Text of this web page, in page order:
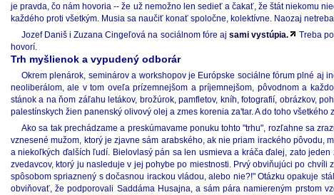
je pravda, čo nám hovoria -- že už nemožno len sedieť a čakať, že štát niekomu
každého proti všetkým. Musia sa naučiť konať spoločne, kolektívne. Naozaj
Jozef Daniš i Zuzana Cingeľová na sociálnom fóre aj sami vystúpia.
Treba
hovorí.
Trh myšlienok a vypudený odborár
Okrem plenárok, seminárov a workshopov je Európske sociálne fórum plné aj
neoliberálom, ale v tom oveľa prízemnejšom a príjemnejšom, pôvodnom a
stánok a na ňom záľahu letákov, brožúrok, pamfletov, kníh, fotografií, obrázkov,
palestínskych žien panenský olivový olej a zmes korenia za'tar. A do toho
Ako sa tak prechádzame a preskúmavame ponuku tohto "trhu", rozľahne sa
vznesené mužom, ktorý je zjavne sám arabského, ak nie priam irackého
a niekoľkých ďalších ľudí. Bielovlasý pán sa len usmieva a kráča ďalej, zato
zvedavcov, ktorý ju nasleduje v jej pohybe po miestnosti. Prvý obviňujúci po
spôsobom spriaznený s dočasnou irackou vládou, alebo nie?!" Otázku opakuje
obviňovať, že podporovali Saddáma Husajna, a sám pára namiereným prstom